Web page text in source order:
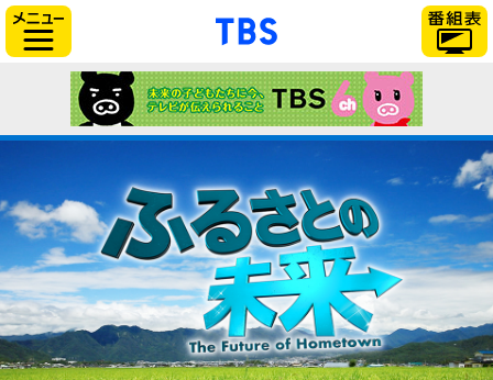
「TBSテレビ」トップ